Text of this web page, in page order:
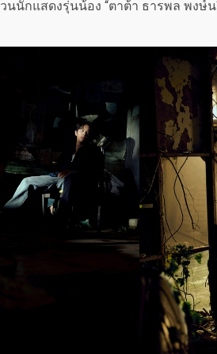
นักแสดงรุ่นน้อง “ตาต้า ธารพล พงษ์